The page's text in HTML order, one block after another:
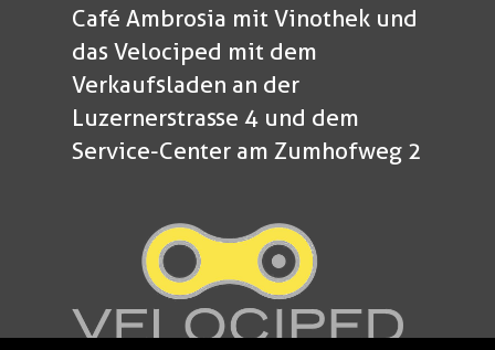
Café Ambrosia mit Vinothek und
das Velociped mit dem
Verkaufsladen an der
Luzernerstrasse 4 und dem
Service-Center am Zumhofweg 2